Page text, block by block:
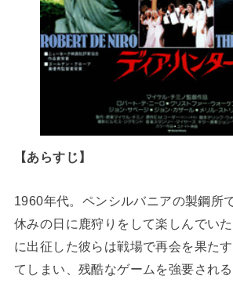
【あらすじ】
1960年代。ペンシルバニアの製鋼所
休みの日に鹿狩りをして楽しんでい
に出征した彼らは戦場で再会を果た
てしまい、残酷なゲームを強要され